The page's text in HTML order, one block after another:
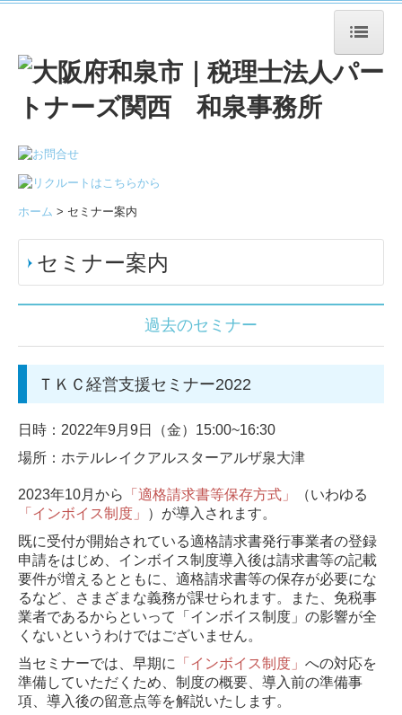
ホーム
事務所案内
事務所概要
経営理念
委員会紹介
アクセス
事務所の特長
法人の方へ
相続の相談のある方へ
新規のお客様へ
What's new
セミナー案内
オンデマンドセミナー
お客様の声（CM出演）
お問合せ
ホーム > セミナー案内
セミナー案内
過去のセミナー
ＴＫＣ経営支援セミナー2022
日時：2022年9月9日（金）15:00~16:30
場所：ホテルレイクアルスターアルザ泉大津
2023年10月から 「適格請求書等保存方式」
（いわゆる
「インボイス制度」
）が導入されます。
既に受付が開始されている適格請求書発行事業者の登録
申請をはじめ、インボイス制度導入後は請求書等の記載
要件が増えるとともに、適格請求書等の保存が必要にな
るなど、さまざまな義務が課せられます。また、免税事
業者であるからといって「インボイス制度」の影響が全
くないというわけではございません。
当セミナーでは、早期に
「インボイス制度」 への対応を
準備していただくため、制度の概要、導入前の準備事
項、導入後の留意点等を解説いたします。